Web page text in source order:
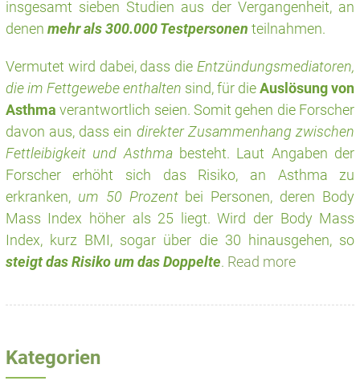
insgesamt sieben Studien aus der Vergangenheit, an
denen mehr als 300.000 Testpersonen teilnahmen.
Vermutet wird dabei, dass die Entzündungsmediatoren,
die im Fettgewebe enthalten sind, für dieAuslösung von
Asthma verantwortlich seien. Somit gehen die Forscher
davon aus, dass ein direkter Zusammenhang zwischen
Fettleibigkeit und Asthmabesteht. Laut Angaben der
Forscher erhöht sich das Risiko, an Asthma zu
erkranken,um 50 Prozentbei Personen, deren Body
Mass Index höher als 25 liegt. Wird der Body Mass
Index, kurz BMI, sogar über die 30 hinausgehen, so
steigt das Risiko um das Doppelte. Read more
Kategorien